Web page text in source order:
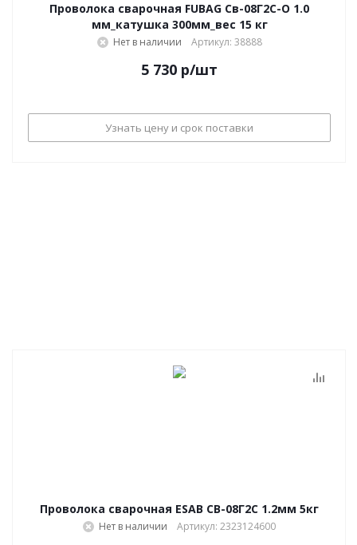
Проволока сварочная FUBAG Св-08Г2С-О 1.0
мм_катушка 300мм_вес 15 кг
Нет в наличии Артикул: 38888
5 730 р/шт
Узнать цену и срок поставки
Проволока сварочная ESAB СВ-08Г2С 1.2мм 5кг
Нет в наличии
Артикул: 2323124600